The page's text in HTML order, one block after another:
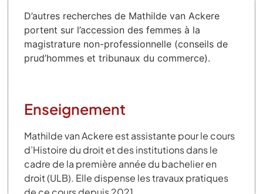
D’autres recherches de Mathilde van Ackere
portent sur l’accession des femmes à la
magistrature non-professionnelle (conseils de
prud’hommes et tribunaux du commerce).
Enseignement
Mathilde van Ackere est assistante pour le cours
d’Histoire du droit et des institutions dans le
cadre de la première année du bachelier en
droit (ULB). Elle dispense les travaux pratiques